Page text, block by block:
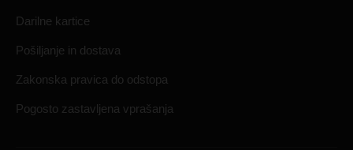
Darilne kartice
Pošiljanje in dostava
Zakonska pravica do odstopa
Pogosto zastavljena vprašanja